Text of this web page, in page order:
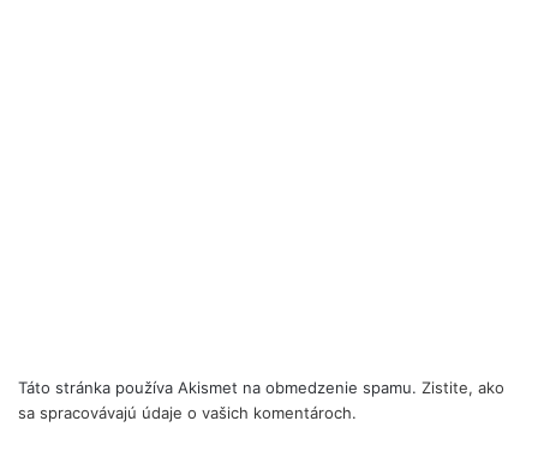
Táto stránka používa Akismet na obmedzenie spamu. Zistite, ako
sa spracovávajú údaje o vašich komentároch.